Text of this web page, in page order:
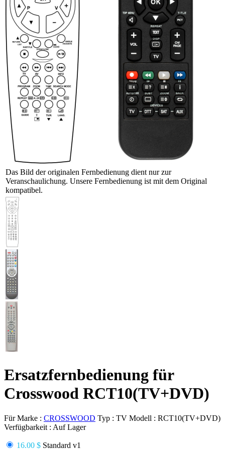
Das Bild der originalen Fernbedienung dient nur zur
Veranschaulichung. Unsere Fernbedienung ist mit dem Original
kompatibel.
Ersatzfernbedienung für
Crosswood RCT10(TV+DVD)
Für Marke : CROSSWOOD Typ : TV Modell : RCT10(TV+DVD)
Verfügbarkeit : Auf Lager
16.00 $ Standard v1